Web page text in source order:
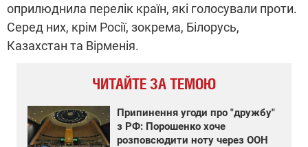
оприлюднила перелік країн, які голосували проти.
Серед них, крім Росії, зокрема, Білорусь,
Казахстан та Вірменія.
ЧИТАЙТЕ ЗА ТЕМОЮ
Припинення угоди про "дружбу"
з РФ: Порошенко хоче
розповсюдити ноту через ООН